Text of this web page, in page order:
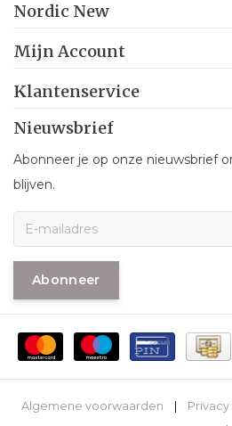
Nordic New
Mijn Account
Klantenservice
Nieuwsbrief
Abonneer je op onze nieuwsbrief
blijven.
Abonneer
Algemene voorwaarden